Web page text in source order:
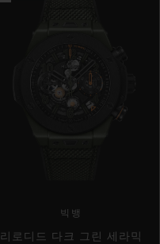
빅뱅
리로디드 다크 그린 세라믹